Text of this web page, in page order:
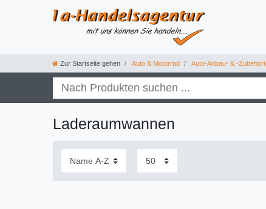
Zur Startseite gehen Auto & Motorrad Auto-Anbau- & -
Laderaumwannen